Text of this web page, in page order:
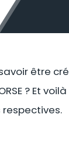
être
? Et
respectives.